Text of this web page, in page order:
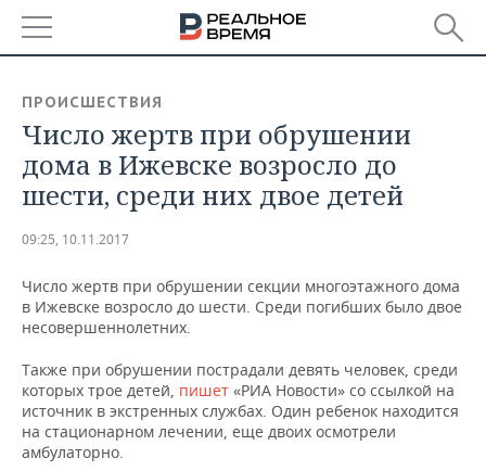
БАШКОРТОСТАН
ТАТАРСТАН
НОВОСТИ
АНАЛИТИКА
ДЕКЛАРАЦИИ О ДОХОДАХ
КОРОЛИ ГОСЗАКАЗА ПФО
ВУЗЫ ТАТАРСТАНА
КОМУ ПРИНАДЛЕЖАТ
ТОРГОВЫЕ ЦЕНТРЫ
ТАТАРСТАНА
НОВОСТИ ЭКОНОМИКИ
ФИНАНСЫ
БАНКИ
БЮДЖЕТ
ПРОМЫШЛЕННОСТЬ
НОВОСТИ
ПРОМЫШЛЕННОСТИ
АГРОПРОМ
МАШИНОСТРОЕНИЕ
НЕДВИЖИМОСТЬ
НОВОСТИ НЕДВИЖИМОСТИ
АВТО
НОВОСТИ АВТО
БИЗНЕС
ПРОИСШЕСТВИЯ
Число жертв при обрушении
дома в Ижевске возросло до
шести, среди них двое детей
09:25, 10.11.2017
Число жертв при обрушении секции многоэтажного дома
в Ижевске возросло до шести. Среди погибших было двое
несовершеннолетних.
Также при обрушении пострадали девять человек, среди
которых трое детей, пишет «РИА Новости» со ссылкой на
источник в экстренных службах. Один ребенок находится
на стационарном лечении, еще двоих осмотрели
амбулаторно.